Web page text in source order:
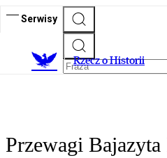
Serwisy
Rzecz o Historii
Przewagi Bajazyta